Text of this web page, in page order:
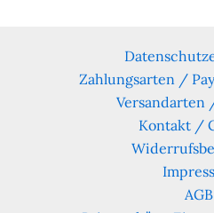
Zahlungsarten /
Versandarten
Kontakt /
AGB